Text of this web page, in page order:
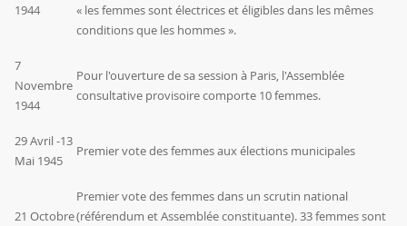
1944
« les femmes sont électrices et éligibles dans les mêmes
conditions que les hommes ».
7
Novembre
1944
Pour l'ouverture de sa session à Paris, l'Assemblée
consultative provisoire comporte 10 femmes.
29 Avril -13
Mai 1945
Premier vote des femmes aux élections municipales
21 Octobre
Premier vote des femmes dans un scrutin national
(référendum et Assemblée constituante). 33 femmes sont